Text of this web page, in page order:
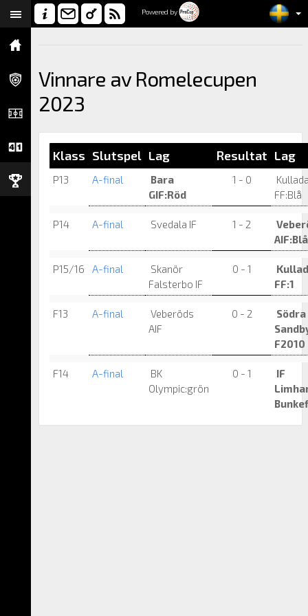
Powered by
Vinnare av Romelecupen
2023
Klass Slutspel Lag Resultat Lag
P13 A-final
Bara
GIF:Röd
1 - 0
FF:Blå
P14 A-final Svedala IF 1 - 2
AIF:Blå
P15/16 A-final
Skanör
Falsterbo IF
0 - 1
FF:1
F13 A-final
Veberöds
AIF
0 - 2
Södra
F2010
F14 A-final
BK
Olympic:grön
0 - 1
IF